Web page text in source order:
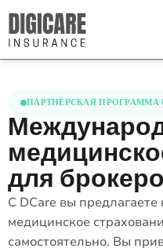
ПАРТНЁРСКАЯ ПРОГРАММА
для
С DCare вы
медицинское
самостоятельно. Вы